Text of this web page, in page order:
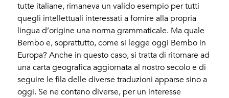
tutte italiane, rimaneva un valido esempio per tutti
quegli intellettuali interessati a fornire alla propria
lingua d’origine una norma grammaticale. Ma quale
Bembo e, soprattutto, come si legge oggi Bembo in
Europa? Anche in questo caso, si tratta di ritornare ad
una carta geografica aggiornata al nostro secolo e di
seguire le fila delle diverse traduzioni apparse sino a
oggi. Se ne contano diverse, per un interesse